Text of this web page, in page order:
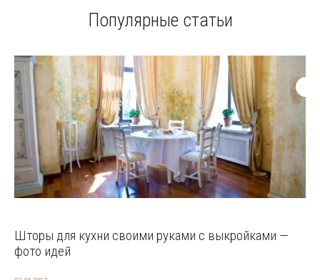
Популярные статьи
Шторы для кухни своими руками с выкройками —
фото идей